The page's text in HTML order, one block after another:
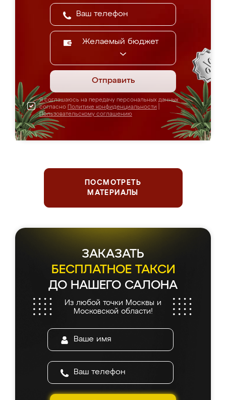
Желаемый бюджет
Отправить
Я соглашаюсь на передачу персональных данных
согласно Политике конфиденциальности
Пользовательскому соглашению
ПОСМОТРЕТЬ
МАТЕРИАЛЫ
ЗАКАЗАТЬ
БЕСПЛАТНОЕ ТАКСИ
ДО НАШЕГО САЛОНА
Из любой точки Москвы и
Московской области!